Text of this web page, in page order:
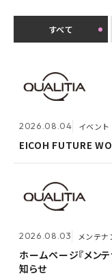
すべて
2026.08.04 イベント
EICOH FUTURE
2026.08.03 メンテナ
ホームページ『メン
知らせ
2026.07.30
クオリティアユーザ
催 〜リアルな交流を
がる想いを未来へつ
Active! gate SS、
ェア1位を3年連続獲
2026.08.03 メンテナ
ホームページ『メン
2026.05.14 メンテナン
ホームページ『メン